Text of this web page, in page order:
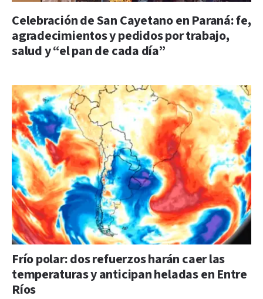
Celebración de San Cayetano en Paraná: fe,
agradecimientos y pedidos por trabajo,
salud y “el pan de cada día”
Frío polar: dos refuerzos harán caer las
temperaturas y anticipan heladas en Entre
Ríos